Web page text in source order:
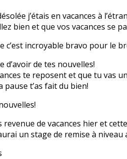
j’étais en vacances à
bien et que vos vacances se
c’est incroyable bravo pour le
d’avoir de tes nouvelles!
te reposent et que tu vas
pause t’as fait du bien!
de vacances hier et
un stage de remise à niveau